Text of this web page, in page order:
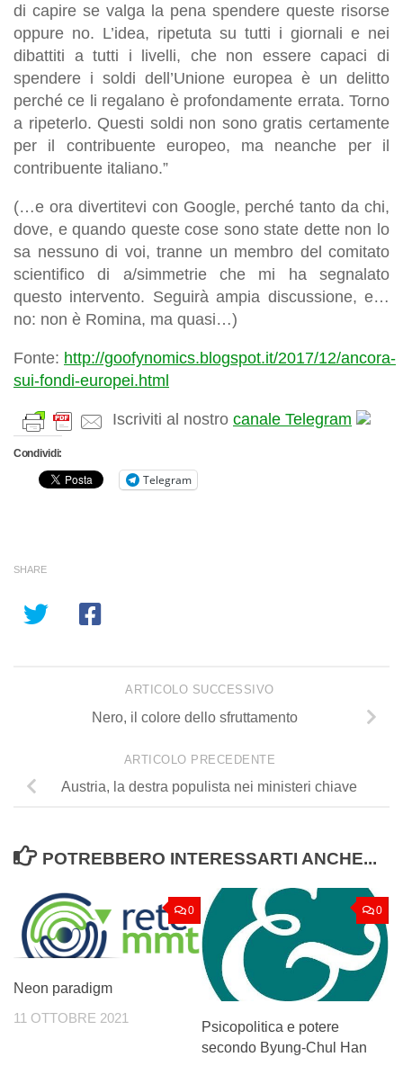
di capire se valga la pena spendere queste risorse
oppure no. L’idea, ripetuta su tutti i giornali e nei
dibattiti a tutti i livelli, che non essere capaci di
spendere i soldi dell’Unione europea è un delitto
perché ce li regalano è profondamente errata. Torno
a ripeterlo. Questi soldi non sono gratis certamente
per il contribuente europeo, ma neanche per il
contribuente italiano.”
(…e ora divertitevi con Google, perché tanto da chi,
dove, e quando queste cose sono state dette non lo
sa nessuno di voi, tranne un membro del comitato
scientifico di a/simmetrie che mi ha segnalato
questo intervento. Seguirà ampia discussione, e…
no: non è Romina, ma quasi…)
Fonte: http://goofynomics.blogspot.it/2017/12/ancora-
sui-fondi-europei.html
Iscriviti al nostro canale Telegram
Condividi:
Telegram
SHARE
ARTICOLO SUCCESSIVO
Nero, il colore dello sfruttamento
ARTICOLO PRECEDENTE
Austria, la destra populista nei ministeri chiave
POTREBBERO INTERESSARTI ANCHE...
0
Neon paradigm
11 OTTOBRE 2021
0
Psicopolitica e potere
secondo Byung-Chul Han